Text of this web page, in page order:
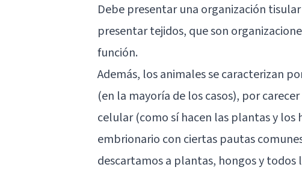
Debe presentar una organización
presentar tejidos, que son
función.
Además, los animales se caracterizan
(en la mayoría de los casos), por
celular (como sí hacen las plantas y
embrionario con ciertas pautas
descartamos a plantas, hongos y todos